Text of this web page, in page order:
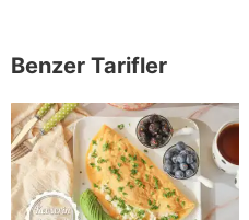
Benzer Tarifler